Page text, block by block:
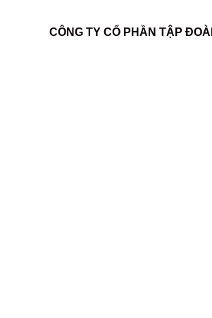
CÔNG TY CỔ PHẦN TẬP